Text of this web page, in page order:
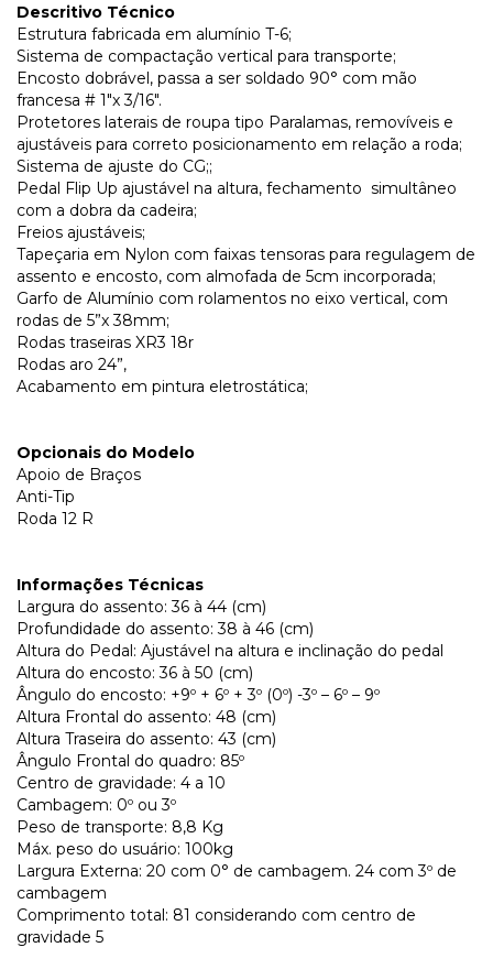
Descritivo Técnico
Estrutura fabricada em alumínio T-6;
Sistema de compactação vertical para transporte;
Encosto dobrável, passa a ser soldado 90° com mão
francesa # 1″x 3/16″.
Protetores laterais de roupa tipo Paralamas, removíveis e
ajustáveis para correto posicionamento em relação a roda;
Sistema de ajuste do CG;;
Pedal Flip Up ajustável na altura, fechamento simultâneo
com a dobra da cadeira;
Freios ajustáveis;
Tapeçaria em Nylon com faixas tensoras para regulagem de
assento e encosto, com almofada de 5cm incorporada;
Garfo de Alumínio com rolamentos no eixo vertical, com
rodas de 5”x 38mm;
Rodas traseiras XR3 18r
Rodas aro 24”,
Acabamento em pintura eletrostática;
Opcionais do Modelo
Apoio de Braços
Anti-Tip
Roda 12 R
Informações Técnicas
Largura do assento: 36 à 44 (cm)
Profundidade do assento: 38 à 46 (cm)
Altura do Pedal: Ajustável na altura e inclinação do pedal
Altura do encosto: 36 à 50 (cm)
Ângulo do encosto: +9º + 6º + 3º (0º) -3º – 6º – 9º
Altura Frontal do assento: 48 (cm)
Altura Traseira do assento: 43 (cm)
Ângulo Frontal do quadro: 85º
Centro de gravidade: 4 a 10
Cambagem: 0º ou 3º
Peso de transporte: 8,8 Kg
Máx. peso do usuário: 100kg
Largura Externa: 20 com 0° de cambagem. 24 com 3º de
cambagem
Comprimento total: 81 considerando com centro de
gravidade 5